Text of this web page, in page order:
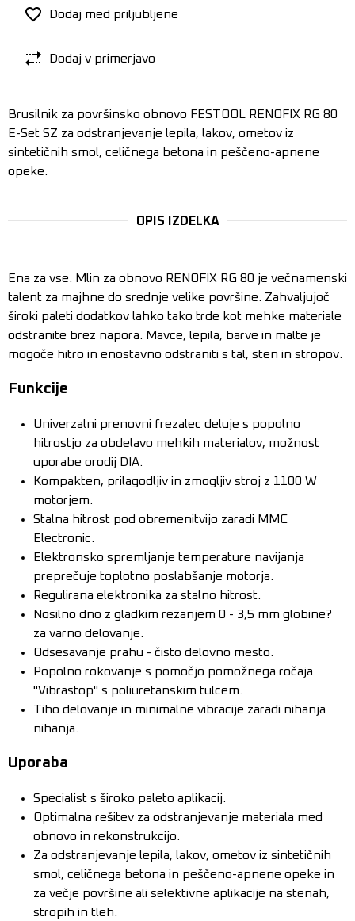
Dodaj med priljubljene
Dodaj v primerjavo
Brusilnik za površinsko obnovo FESTOOL RENOFIX RG 80
E-Set SZ za odstranjevanje lepila, lakov, ometov iz
sintetičnih smol, celičnega betona in peščeno-apnene
opeke.
OPIS IZDELKA
Ena za vse. Mlin za obnovo RENOFIX RG 80 je večnamenski
talent za majhne do srednje velike površine. Zahvaljujoč
široki paleti dodatkov lahko tako trde kot mehke materiale
odstranite brez napora. Mavce, lepila, barve in malte je
mogoče hitro in enostavno odstraniti s tal, sten in stropov.
Funkcije
Univerzalni prenovni frezalec deluje s popolno
hitrostjo za obdelavo mehkih materialov, možnost
uporabe orodij DIA.
Kompakten, prilagodljiv in zmogljiv stroj z 1100 W
motorjem.
Stalna hitrost pod obremenitvijo zaradi MMC
Electronic.
Elektronsko spremljanje temperature navijanja
preprečuje toplotno poslabšanje motorja.
Regulirana elektronika za stalno hitrost.
Nosilno dno z gladkim rezanjem 0 - 3,5 mm globine?
za varno delovanje.
Odsesavanje prahu - čisto delovno mesto.
Popolno rokovanje s pomočjo pomožnega ročaja
"Vibrastop" s poliuretanskim tulcem.
Tiho delovanje in minimalne vibracije zaradi nihanja
nihanja.
Uporaba
Specialist s široko paleto aplikacij.
Optimalna rešitev za odstranjevanje materiala med
obnovo in rekonstrukcijo.
Za odstranjevanje lepila, lakov, ometov iz sintetičnih
smol, celičnega betona in peščeno-apnene opeke in
za večje površine ali selektivne aplikacije na stenah,
stropih in tleh.